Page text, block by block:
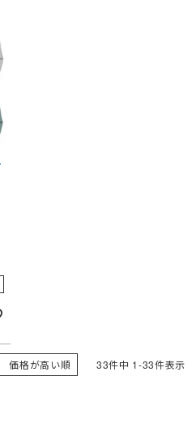
価格が高い順 33件中 1-33件表示